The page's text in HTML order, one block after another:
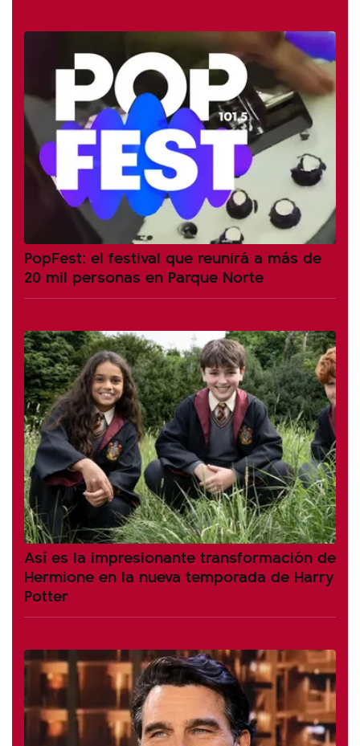
PopFest: el festival que reunirá a más de
20 mil personas en Parque Norte
Así es la impresionante transformación de
Hermione en la nueva temporada de Harry
Potter